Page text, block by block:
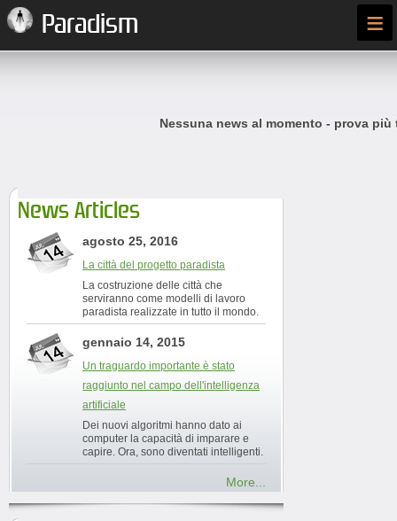
Paradism ≡
Nessuna news al momento - prova più
News Articles
agosto 25, 2016
La città del progetto paradista
La costruzione delle città che
serviranno come modelli di lavoro
paradista realizzate in tutto il mondo.
gennaio 14, 2015
Un traguardo importante è stato
raggiunto nel campo dell'intelligenza
artificiale
Dei nuovi algoritmi hanno dato ai
computer la capacità di imparare e
capire. Ora, sono diventati intelligenti.
More...